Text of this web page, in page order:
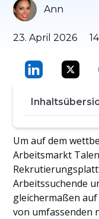
23. April 2026 14
Ann
Die 15
Häufig
Um auf dem
Arbeitsmarkt
Arbeitssuchende
gleichermaßen
von umfassenden